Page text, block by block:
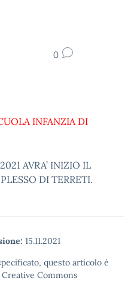
0
INFANZIA DI
AVRA’ INIZIO IL
DI TERRETI.
15.11.2021
questo articolo è
Commons